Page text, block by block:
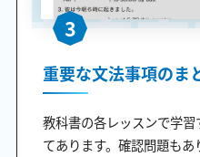
3
重要な文法事項のま
教科書の各レッスンで学
てあります。確認問題も